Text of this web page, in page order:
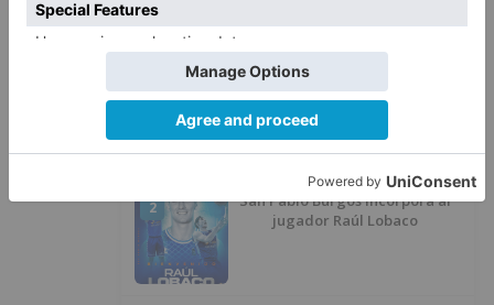
LO ÚLTIMO
1
Felix Gall ganador de la Vuelta a
Burgos 2026
2
San Pablo Burgos incorpora al
jugador Raúl Lobaco